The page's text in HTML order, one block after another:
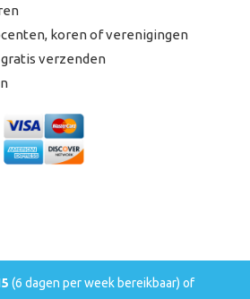
koren of verenigingen
verzenden
(6 dagen per week bereikbaar) of